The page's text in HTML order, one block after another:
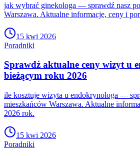
jak wybrać ginekologa — sprawdź nasz
Warszawa. Aktualne informacje, ceny i
15 kwi 2026
Poradniki
Sprawdź aktualne ceny wizyt u
bieżącym roku 2026
ile kosztuje wizyta u endokrynologa —
mieszkańców Warszawa. Aktualne
2026 rok.
15 kwi 2026
Poradniki